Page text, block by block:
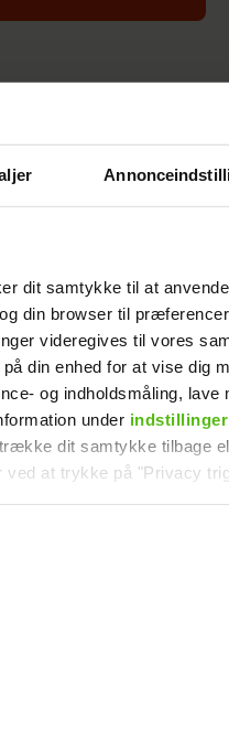
dit samtykke til at
din browser til
videregives til vores
din enhed for at vise dig
og indholdsmåling, lave
under indstillinger
dit samtykke tilbage
ved at trykke på "Privacy
fra tredjeparter til at
præferencer samt til brug
sin